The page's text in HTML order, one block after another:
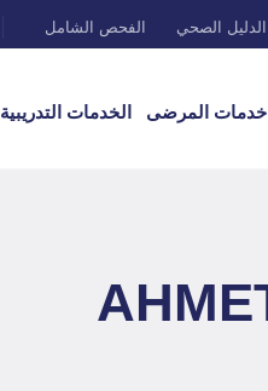
الدليل الصحي الفحص الشامل
خدمات المرضى الخدمات التدريبية